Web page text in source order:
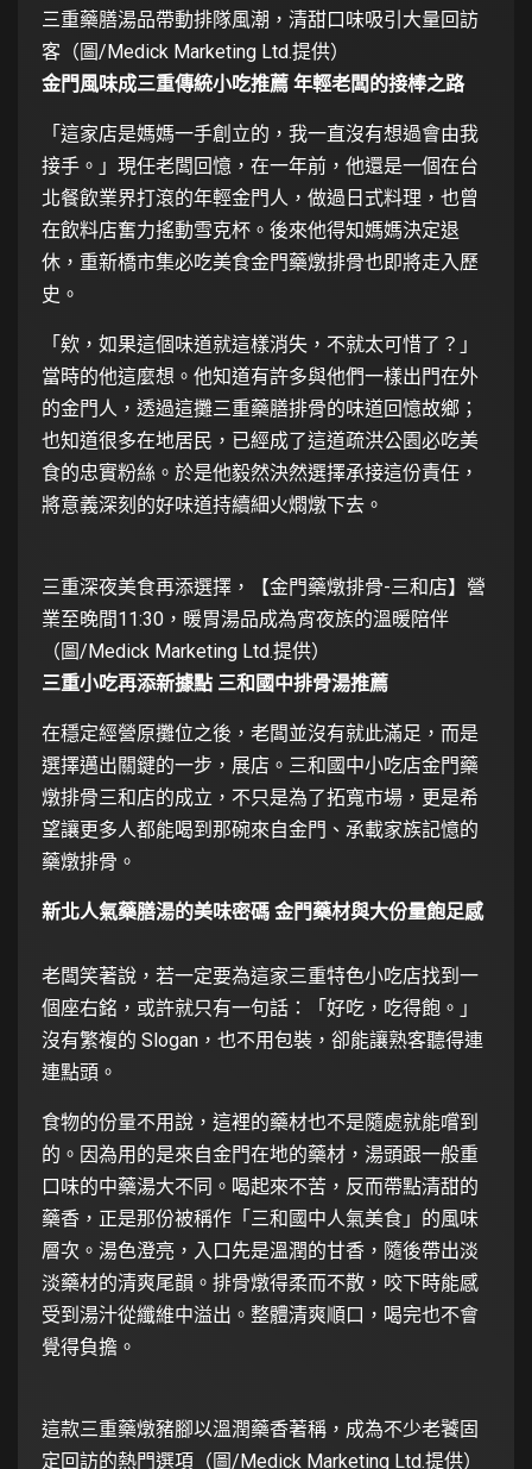
三重藥膳湯品帶動排隊風潮，清甜口味吸引大量回訪
客（圖/Medick Marketing Ltd.提供）
金門風味成三重傳統小吃推薦 年輕老闆的接棒之路
「這家店是媽媽一手創立的，我一直沒有想過會由我
接手。」現任老闆回憶，在一年前，他還是一個在台
北餐飲業界打滾的年輕金門人，做過日式料理，也曾
在飲料店奮力搖動雪克杯。後來他得知媽媽決定退
休，重新橋市集必吃美食金門藥燉排骨也即將走入歷
史。
「欸，如果這個味道就這樣消失，不就太可惜了？」
當時的他這麼想。他知道有許多與他們一樣出門在外
的金門人，透過這攤三重藥膳排骨的味道回憶故鄉；
也知道很多在地居民，已經成了這道疏洪公園必吃美
食的忠實粉絲。於是他毅然決然選擇承接這份責任，
將意義深刻的好味道持續細火燜燉下去。
三重深夜美食再添選擇，【金門藥燉排骨-三和店】營
業至晚間11:30，暖胃湯品成為宵夜族的溫暖陪伴
（圖/Medick Marketing Ltd.提供）
三重小吃再添新據點 三和國中排骨湯推薦
在穩定經營原攤位之後，老闆並沒有就此滿足，而是
選擇邁出關鍵的一步，展店。三和國中小吃店金門藥
燉排骨三和店的成立，不只是為了拓寬市場，更是希
望讓更多人都能喝到那碗來自金門、承載家族記憶的
藥燉排骨。
新北人氣藥膳湯的美味密碼 金門藥材與大份量飽足感
老闆笑著說，若一定要為這家三重特色小吃店找到一
個座右銘，或許就只有一句話：「好吃，吃得飽。」
沒有繁複的 Slogan，也不用包裝，卻能讓熟客聽得連
連點頭。
食物的份量不用說，這裡的藥材也不是隨處就能嚐到
的。因為用的是來自金門在地的藥材，湯頭跟一般重
口味的中藥湯大不同。喝起來不苦，反而帶點清甜的
藥香，正是那份被稱作「三和國中人氣美食」的風味
層次。湯色澄亮，入口先是溫潤的甘香，隨後帶出淡
淡藥材的清爽尾韻。排骨燉得柔而不散，咬下時能感
受到湯汁從纖維中溢出。整體清爽順口，喝完也不會
覺得負擔。
這款三重藥燉豬腳以溫潤藥香著稱，成為不少老饕固
定回訪的熱門選項（圖/Medick Marketing Ltd.提供）